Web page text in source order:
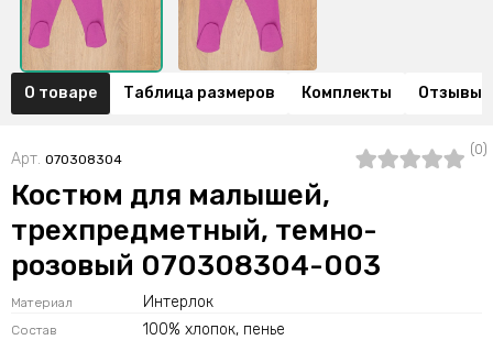
О товаре Таблица размеров Комплекты Отзывы
Арт. 070308304
(0)
Костюм для малышей,
трехпредметный, темно-
розовый 070308304-003
Материал Интерлок
Состав 100% хлопок, пенье